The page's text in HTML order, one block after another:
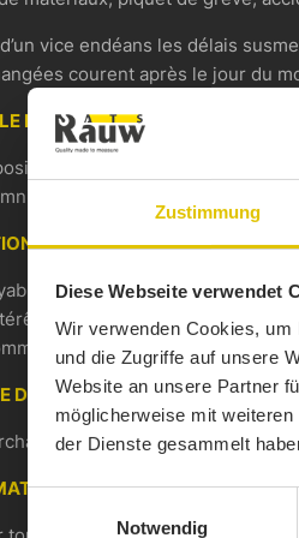
Zustimmung
Diese Webseite verwendet
Wir verwenden Cookies,
und die Zugriffe auf unsere
Website an unsere Partner
möglicherweise mit
der Dienste gesammelt
Einwilligungsauswahl
Notwendig
vice endéans les délais
courent après le jour du
DE LOCATION
d’un véhicule de
DE PAIEMENT
au plus tard au moment de
de 15% en cas de non-
en droit de réclamer en sus
DE PROPRIÉTÉ
vendue reste notre